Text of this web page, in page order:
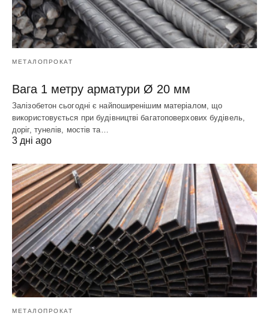
МЕТАЛОПРОКАТ
Вага 1 метру арматури Ø 20 мм
Залізобетон сьогодні є найпоширенішим матеріалом, що
використовується при будівництві багатоповерхових будівель,
доріг, тунелів, мостів та…
3 дні ago
МЕТАЛОПРОКАТ